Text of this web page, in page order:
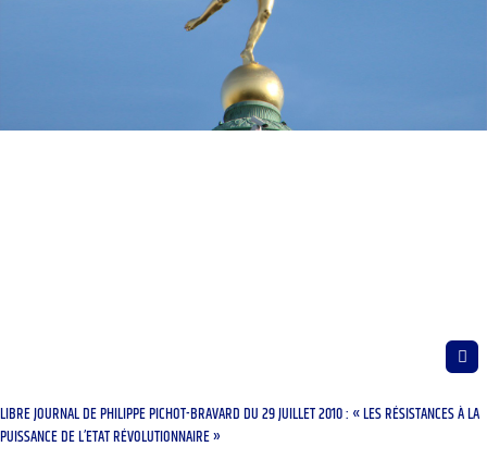
LIBRE JOURNAL DE PHILIPPE PICHOT-BRAVARD DU 29 JUILLET 2010 : « LES RÉSISTANCES À LA
PUISSANCE DE L’ETAT RÉVOLUTIONNAIRE »